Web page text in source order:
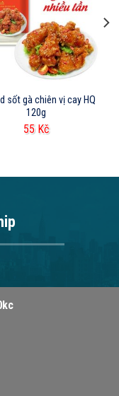
sốt gà chiên vị cay HQ
120g
55 Kč